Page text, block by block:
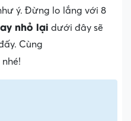
ý. Đừng lo lắng với 8
nhỏ lại dưới đây sẽ
Cùng